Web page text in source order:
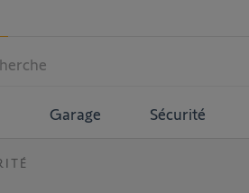
Garage Sécurité